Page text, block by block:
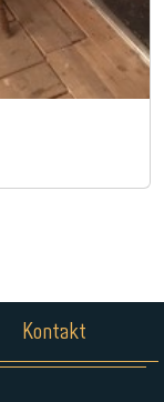
Kontakt